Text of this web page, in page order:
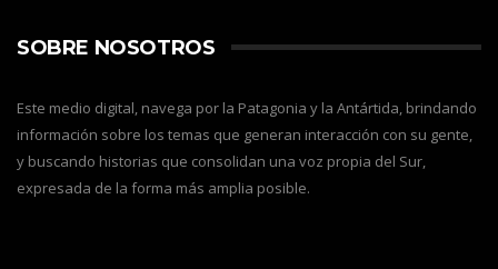
SOBRE NOSOTROS
Este medio digital, navega por la Patagonia y la Antártida, brindando
información sobre los temas que generan interacción con su gente,
y buscando historias que consolidan una voz propia del Sur,
expresada de la forma más amplia posible.